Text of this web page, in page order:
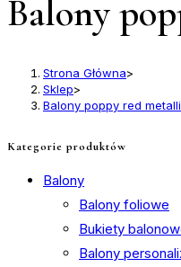
Balony
Strona Główna>
Sklep>
Balony poppy red
Kategorie produktów
Balony
Balony foliowe
Bukiety
Balony